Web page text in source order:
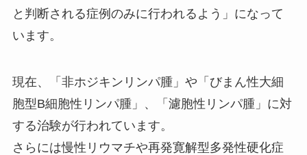
と判断される症例のみに行われるよう」になって
います。
現在、「非ホジキンリンパ腫」や「びまん性大細
胞型B細胞性リンパ腫」、「濾胞性リンパ腫」に対
する治験が行われています。
さらには慢性リウマチや再発寛解型多発性硬化症